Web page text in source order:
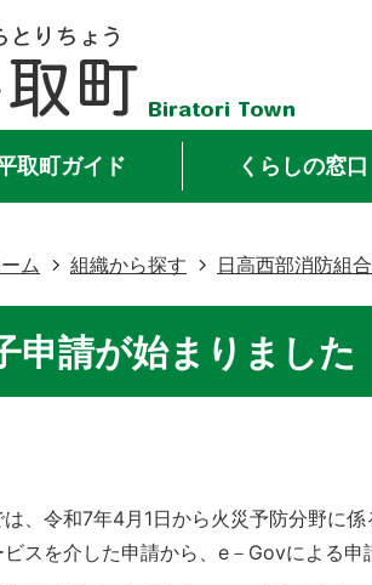
取町ガイド くらしの窓口
ム 組織から探す 日高西部消防組
申請が始まりました
、令和7年4月1日から火災予防分野に
スを介した申請から、e－Govによる申